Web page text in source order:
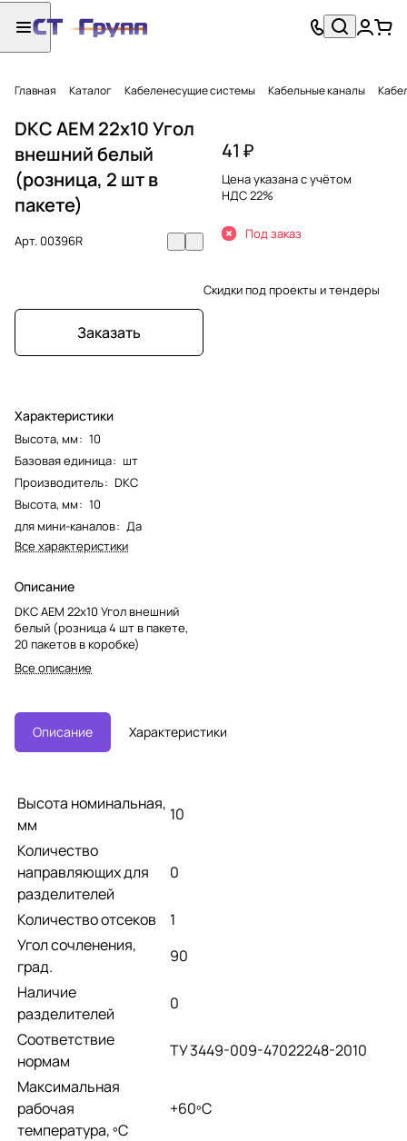
Главная Каталог Кабеленесущие системы Кабельные каналы
DKC AEM 22x10 Угол
внешний белый
(розница, 2 шт в
пакете)
Арт.00396R
Заказать
Характеристики
Высота, мм: 10
Базовая единица: шт
Производитель: DKC
Высота, мм: 10
для мини-каналов: Да
Все характеристики
Описание
DKC AEM 22x10 Угол внешний
белый (розница 4 шт в пакете,
20 пакетов в коробке)
Все описание
41 ₽
Цена указана с учётом
НДС 22%
Под заказ
Скидки под проекты и тендеры
Описание Характеристики
Высота номинальная,
мм
10
Количество
направляющих для
разделителей
0
Количество отсеков
1
Угол сочленения,
град.
90
Наличие
разделителей
0
Соответствие
нормам
ТУ 3449-009-47022248-2010
Максимальная
рабочая
температура, ºС
+60ºС